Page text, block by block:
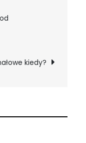
kiedy?